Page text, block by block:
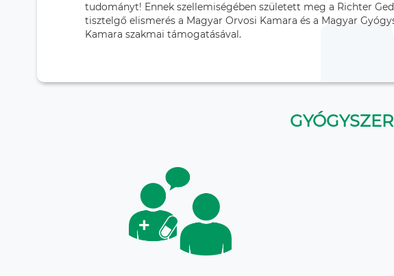
tudományt! Ennek szellemiségében született meg a Richter
tisztelgő elismerés a Magyar Orvosi Kamara és a Magyar
Kamara szakmai támogatásával.